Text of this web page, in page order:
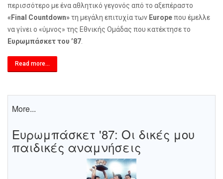
περισσότερο με ένα αθλητικό γεγονός από το αξεπέραστο
«Final Countdown»τη μεγάλη επιτυχία των Europeπου έμελλε
να γίνει ο «ύμνος» της Εθνικής Ομάδας που κατέκτησε το
Ευρωμπάσκετ του ’87
Read more...
More...
Ευρωμπάσκετ '87: Οι δικές μου
παιδικές αναμνήσεις